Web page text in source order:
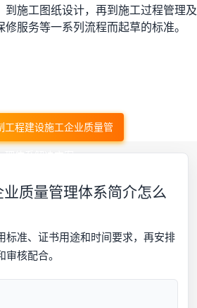
到施工图纸设计，再到施工过程管理及
服务等一系列流程而起草的标准。
工程建设施工企业质量管
理体系解决方案
质量管理体系简介怎么
标准、证书用途和时间要求，再安排
核配合。